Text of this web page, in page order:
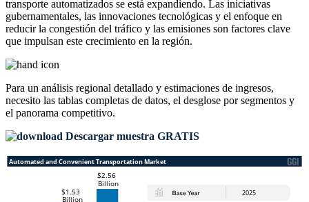
transporte automatizados se está expandiendo. Las iniciativas
gubernamentales, las innovaciones tecnológicas y el enfoque en
reducir la congestión del tráfico y las emisiones son factores clave
que impulsan este crecimiento en la región.
Para un análisis regional detallado y estimaciones de ingresos,
necesito las tablas completas de datos, el desglose por segmentos y
el panorama competitivo.
Descargar muestra GRATIS